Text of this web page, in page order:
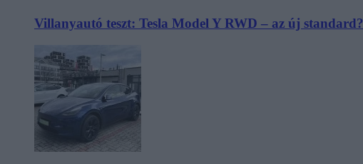
Villanyautó teszt: Tesla Model Y RWD – az új standard?